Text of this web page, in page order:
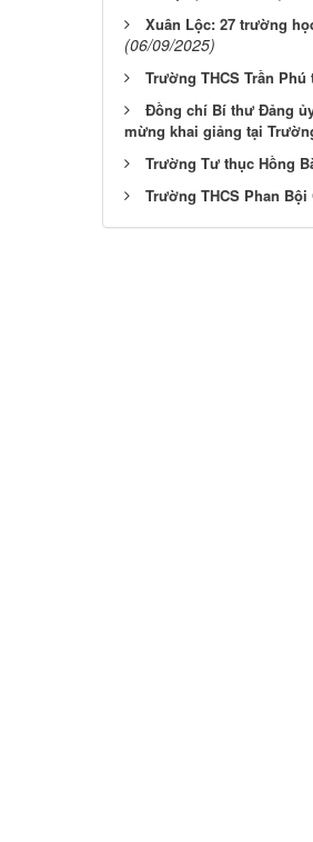
Xuân Lộc: 27 trường
(06/09/2025)
Trường THCS Trần
Đồng chí Bí thư Đảng
mừng khai giảng tại
Trường Tư thục Hồng
Trường THCS Phan Bội